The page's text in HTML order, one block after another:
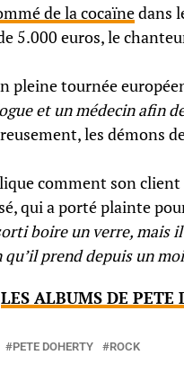
de la cocaïnedans
5.000 euros, le
pleine tournée
et un médecin afin
les démons
comment son
qui a porté plainte
boire un verre, mais
prend depuis un
LES ALBUMS DE
PETE DOHERTY ROCK